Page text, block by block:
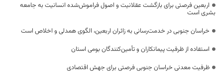
اربعین فرصتی برای بازگشت عقلانیت و اصول فراموش‌شده انسانیت به جامعه
بشری است
خراسان جنوبی در خدمت‌رسانی به زائران اربعین، الگوی همدلی و اخلاص است
استفاده از ظرفیت پیمانکاران و تأمین‌کنندگان بومی استان
ظرفیت معدنی خراسان جنوبی فرصتی برای جهش اقتصادی